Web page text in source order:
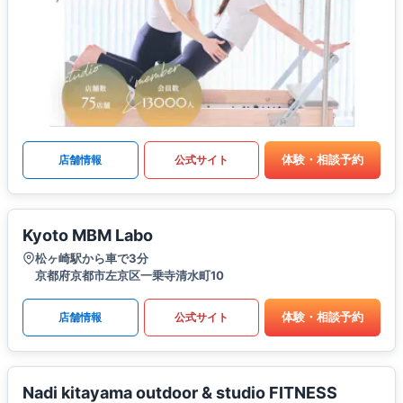
店舗情報 公式サイト 体験・相談予約
Kyoto MBM Labo
松ヶ崎駅から車で3分
京都府京都市左京区一乗寺清水町10
店舗情報 公式サイト 体験・相談予約
Nadi kitayama outdoor & studio FITNESS